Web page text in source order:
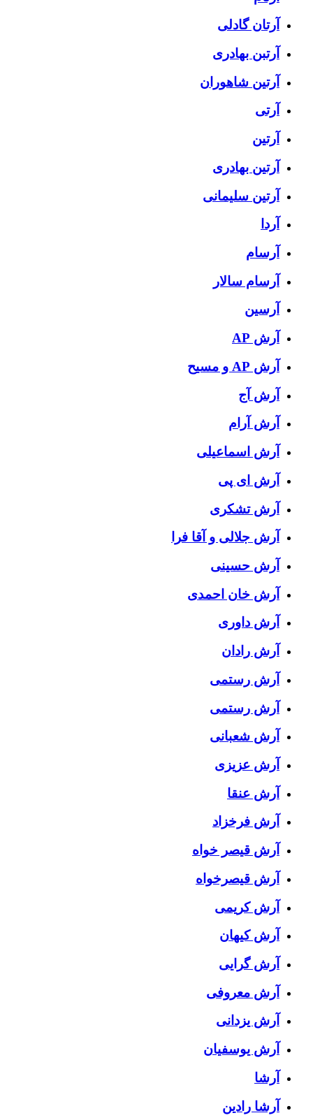
آرتان گادلی
آرتبن بهادری
آرتين شاهوران
آرتی
آرتین
آرتین بهادری
آرتین سلیمانی
آردا
آرسام
آرسام سالار
آرسین
آرش AP
آرش AP و مسیح
آرش آج
آرش آرام
آرش اسماعیلی
آرش ای پی
آرش تشکری
آرش جلالی و آقا فرا
آرش حسینی
آرش خان احمدی
آرش داوری
آرش رادان
آرش رستمى
آرش رستمی
آرش شعبانی
آرش عزیزی
آرش عنقا
آرش فرخزاد
آرش قیصر خواه
آرش قیصرخواه
آرش کریمی
آرش کیهان
آرش گرایی
آرش معروفی
آرش یزدانی
آرش یوسفیان
آرشا
آرشا رادین